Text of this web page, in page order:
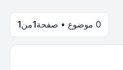
0 موضوع • صفحة 1من1